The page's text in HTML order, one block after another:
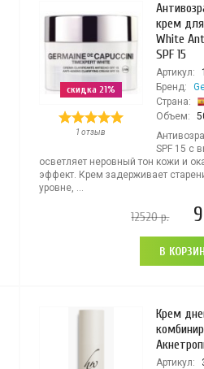
скидка 21%
1 отзыв
крем для
White
SPF 15
Артикул:
Бренд:
Страна:
Объем:
SPF 15 с
осветляет неровный тон кожи и
эффект. Крем задерживает
уровне, ...
12520р.
В
Крем
Артикул: